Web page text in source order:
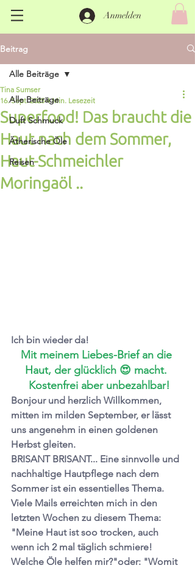
Anmelden
Beitrag
Alle Beiträge
Duft Schmuck
Ätherische Öle
Reisen
Alle Beiträge
Superfood! Das braucht die
Haut nach dem Sommer,
Haut-Schmeichler
Moringaöl ..
Tina Sumser
16. Sept. 2025 4 Min. Lesezeit
Ich bin wieder da!
Mit meinem Liebes-Brief an die
Haut, der glücklich 😍 macht.
Kostenfrei aber unbezahlbar!
Bonjour und herzlich Willkommen,
mitten im milden September, er lässt
uns angenehm in einen goldenen
Herbst gleiten.
BRISANT BRISANT... Eine sinnvolle und
nachhaltige Hautpflege nach dem
Sommer ist ein essentielles Thema.
Viele Mails erreichten mich in den
letzten Wochen zu diesem Thema:
"Meine Haut ist soo trocken, auch
wenn ich 2 mal täglich schmiere!
Welche Öle helfen mir?"oder: "Womit